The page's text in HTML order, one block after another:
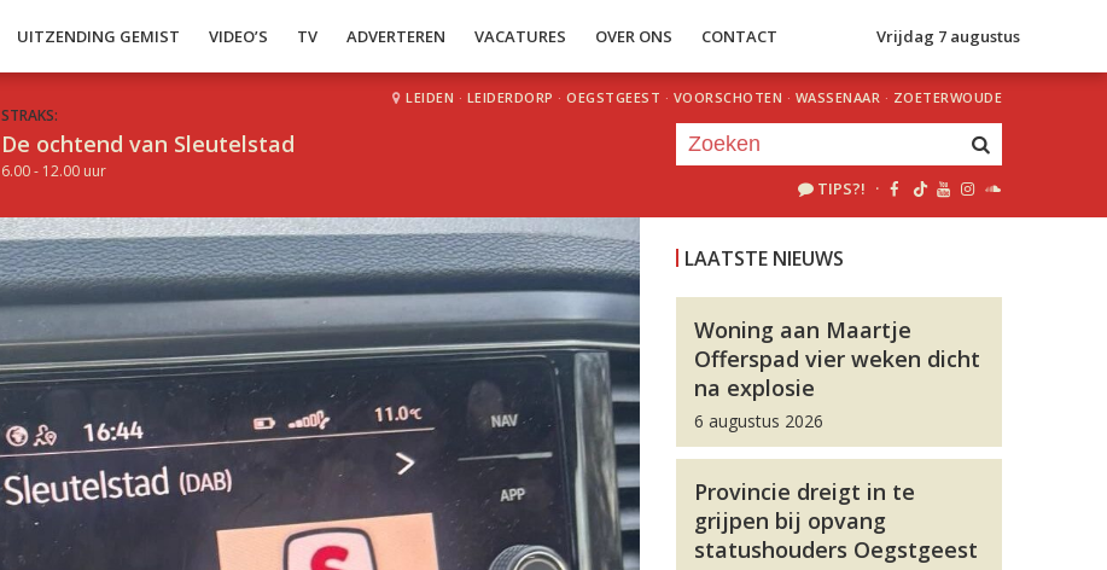
UITZENDING GEMIST VIDEO’S TV ADVERTEREN VACATURES OVER ONS CONTACT Vrijdag 7 augustus
STRAKS:
De ochtend van Sleutelstad
6.00 - 12.00 uur
LEIDEN · LEIDERDORP · OEGSTGEEST · VOORSCHOTEN · WASSENAAR · ZOETERWOUDE
TIPS?! ·
LAATSTE NIEUWS
Woning aan Maartje
Offerspad vier weken dicht
na explosie
6 augustus 2026
Provincie dreigt in te
grijpen bij opvang
statushouders Oegstgeest